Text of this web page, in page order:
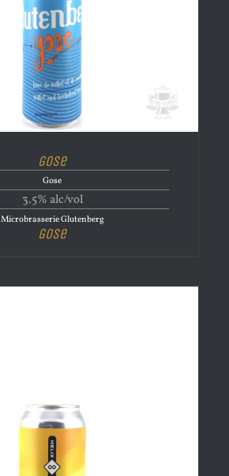
Gose
Gose
3.5% alc/vol
Microbrasserie Glutenberg
Gose